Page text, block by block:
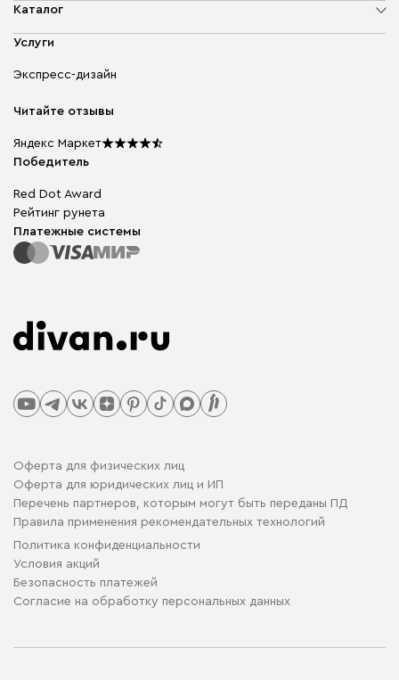
О компании
Доставка и оплата
диван.клуб
Подарочные сертификаты
Мы в прессе
Каталог
Мягкая мебель
Бескаркасная мебель
Столы и стулья
Услуги
Экспресс-дизайн
Читайте отзывы
Яндекс Маркет
Победитель
Red Dot Award
Рейтинг рунета
Платежные системы
Оферта для физических лиц
Оферта для юридических лиц и ИП
Перечень партнеров, которым могут быть переданы ПД
Правила применения рекомендательных технологий
Политика конфиденциальности
Условия акций
Безопасность платежей
Cогласие на обработку персональных данных